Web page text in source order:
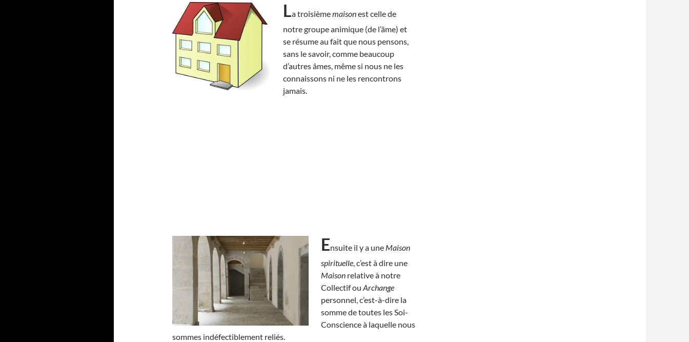
La troisièmemaisonest celle de
notre groupe animique (de l’âme) et
se résume au fait que nous pensons,
sans le savoir, comme beaucoup
d’autres âmes, même si nous ne les
connaissons ni ne les rencontrons
jamais.
Ensuite il y a une Maison
spirituelle, c’est à dire une
Maison relative à notre
Collectif ou Archange
personnel, c’est-à-dire la
somme de toutes les Soi-
Conscience à laquelle nous
sommes indéfectiblement reliés.